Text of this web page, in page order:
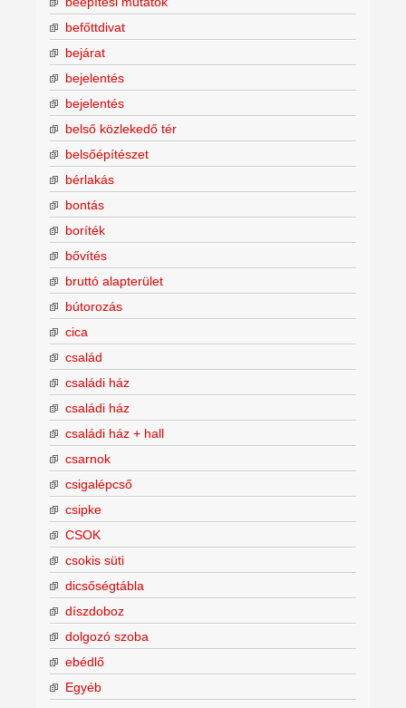
befőttdivat
bejárat
bejelentés
bejelentés
belső közlekedő tér
belsőépítészet
bérlakás
bontás
boríték
bővítés
bruttó alapterület
bútorozás
cica
család
családi ház
családi ház
családi ház + hall
csarnok
csigalépcső
csipke
CSOK
csokis süti
dicsőségtábla
díszdoboz
dolgozó szoba
ebédlő
Egyéb